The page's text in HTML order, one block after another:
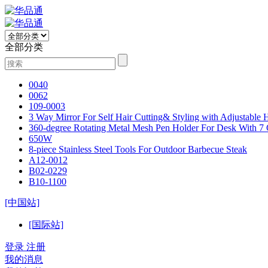
全部分类
0040
0062
109-0003
3 Way Mirror For Self Hair Cutting& Styling with Adjustable
360-degree Rotating Metal Mesh Pen Holder For Desk With 7
650W
8-piece Stainless Steel Tools For Outdoor Barbecue Steak
A12-0012
B02-0229
B10-1100
[中国站]
[国际站]
登录 注册
我的消息